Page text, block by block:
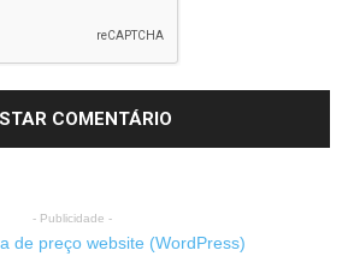
- Publicidade -